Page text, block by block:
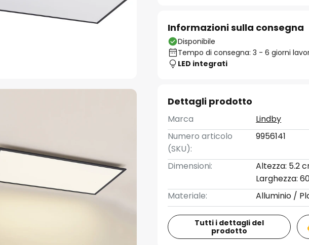
Informazioni sulla consegna
Disponibile
Tempo di consegna: 3 - 6 giorni
LED integrati
Dettagli prodotto
Marca
Lindby
Numero articolo
(SKU):
9956141
Dimensioni:
Altezza: 5.2
Larghezza:
Materiale:
Alluminio /
Tutti i dettagli del
prodotto